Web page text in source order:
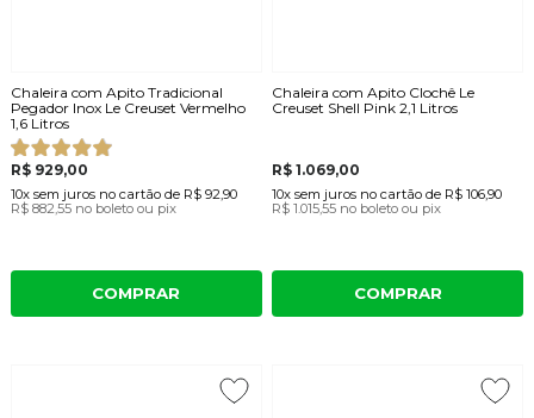
Chaleira com Apito Tradicional
Pegador Inox Le Creuset Vermelho
1,6 Litros
R$ 929,00
10x sem juros no cartãode R$ 92,90
R$ 882,55 no boleto ou pix
COMPRAR
Chaleira com Apito Clochê Le
Creuset Shell Pink 2,1 Litros
R$ 1.069,00
10x sem juros no cartão de R$ 106,90
R$ 1.015,55 no boleto ou pix
COMPRAR